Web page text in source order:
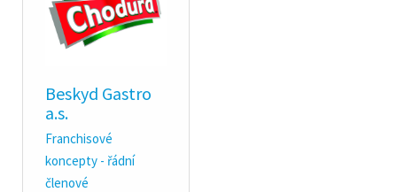
Beskyd Gastro
a.s.
Franchisové
koncepty - řádní
členové